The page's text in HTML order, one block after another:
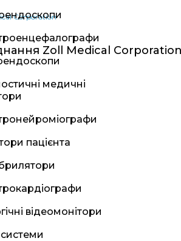
Corporation
Zoll Medical Corporation
медичні
пацієнта
відеомонітори